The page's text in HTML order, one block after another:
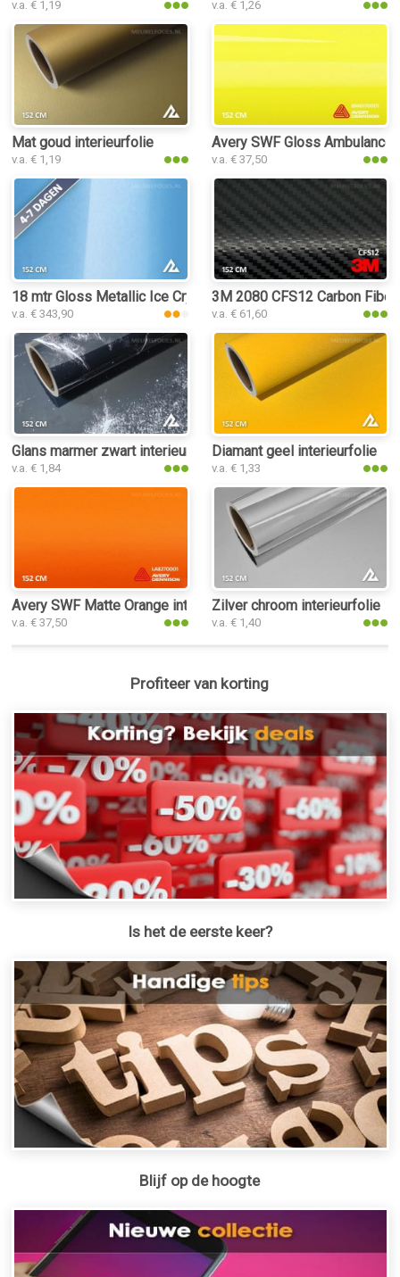
v.a. € 1,19 v.a. € 1,26
Mat goud interieurfolie
v.a. € 1,19
Avery SWF Gloss
v.a. € 37,50
18 mtr Gloss Metallic Ice Crystal Blue 3169 interieurfolie
v.a. € 343,90
3M 2080 CFS12 Carbon
v.a. € 61,60
Glans marmer zwart interieurfolie
v.a. € 1,84
Diamant geel interieurfolie
v.a. € 1,33
Avery SWF Matte Orange interieurfolie
v.a. € 37,50
Zilver chroom interieurfolie
v.a. € 1,40
Profiteer van korting
Is het de eerste keer?
Blijf op de hoogte